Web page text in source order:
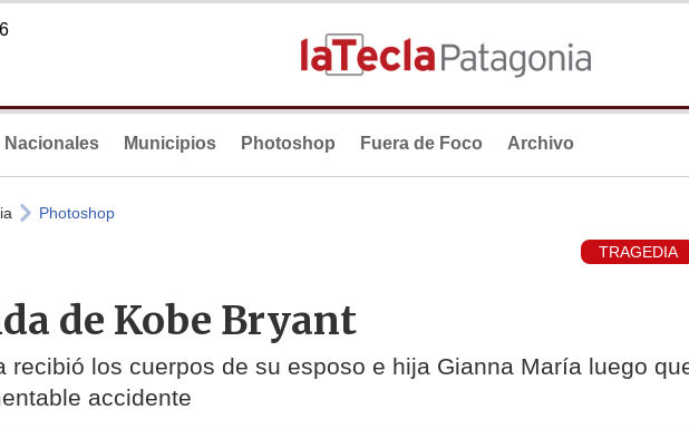
Nacionales Municipios Photoshop Fuera de Foco Archivo
Photoshop
TRAGEDIA
de Kobe Bryant
recibió los cuerpos de su esposo e hija Gianna María luego
accidente